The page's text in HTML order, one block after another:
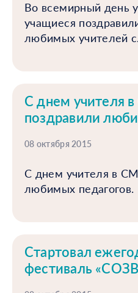
Во всемирный день
учащиеся
любимых учителей
С днем учителя
поздравили
08 октября 2015
С днем учителя в
любимых педагогов.
Стартовал
фестиваль